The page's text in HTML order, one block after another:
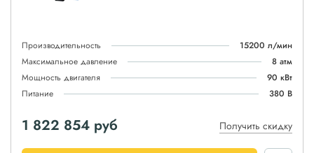
Производительность
15200 л/мин
Максимальное давление
8 атм
Мощность двигателя
90 кВт
Питание
380 В
1 822 854 руб Получить скидку